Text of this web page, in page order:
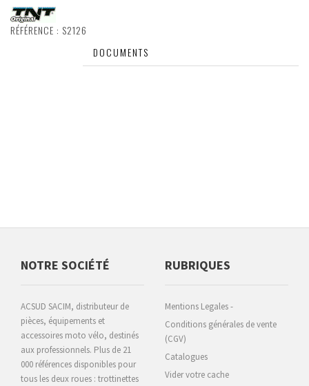
RÉFÉRENCE : S2126
DOCUMENTS
NOTRE SOCIÉTÉ
ACSUD SACIM, distributeur de
pièces, équipements et
accessoires moto vélo, destinés
aux professionnels. Plus de 21
000 références disponibles pour
tous les deux roues : trottinettes
RUBRIQUES
Mentions Legales -
Conditions générales de vente
(CGV)
Catalogues
Vider votre cache